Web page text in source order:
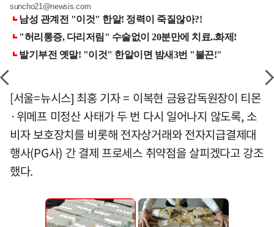
suncho21@newsis.com
[서울=뉴시스] 최홍 기자 = 이복현 금융감독원장이 티몬
·위메프 미정산 사태가 두 번 다시 일어나지 않도록, 소
비자 보호장치를 비롯해 전자상거래와 전자지급결제대
행사(PG사) 간 결제 프로세스 취약점을 살피겠다고 강조
했다.